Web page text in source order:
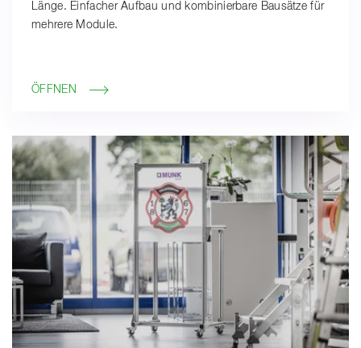
Länge. Einfacher Aufbau und kombinierbare Bausätze für
mehrere Module.
ÖFFNEN